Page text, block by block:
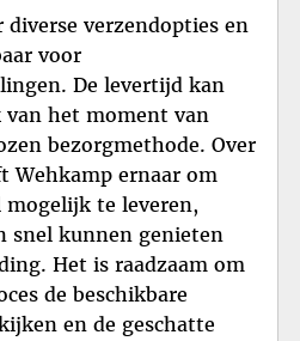
verzendopties en
voor
De levertijd kan
het moment van
bezorgmethode. Over
Wehkamp ernaar om
te leveren,
snel kunnen genieten
Het is raadzaam om
de beschikbare
en de geschatte